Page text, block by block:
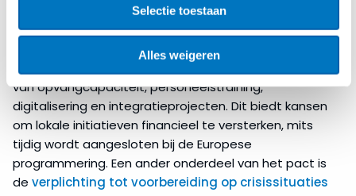
Selectie toestaan
Alles weigeren
Om de uitvoering te ondersteunen, kunnen
gemeenten gebruikmaken van EU-subsidies. Via onder
Asiel-, Migratie- en Integratiefonds
(AMIF) zijn middelen beschikbaar voor de uitbreiding
van opvangcapaciteit, personeelstraining,
digitalisering en integratieprojecten. Dit biedt kansen
om lokale initiatieven financieel te versterken, mits
tijdig wordt aangesloten bij de Europese
programmering. Een ander onderdeel van het pact is
de verplichting tot voorbereiding op crisissituaties